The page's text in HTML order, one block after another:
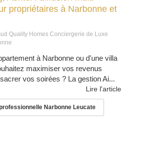
propriétaires à Narbonne et
Quality Homes Conciergerie de Luxe
à Narbonne ou d'une villa
maximiser vos revenus
vos soirées ? La gestion Ai...
Lire l'article
Narbonne Leucate